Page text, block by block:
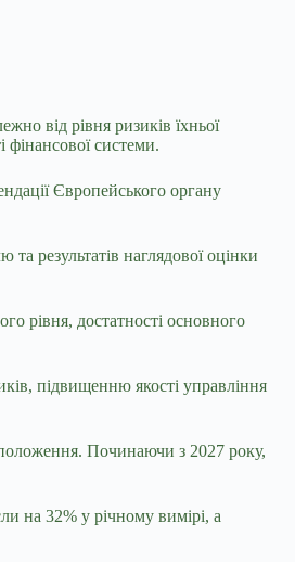
від рівня ризиків їхньої
фінансової системи.
Європейського органу
результатів наглядової оцінки
рівня, достатності основного
підвищенню якості управління
Починаючи з 2027 року,
на 32% у річному вимірі, а